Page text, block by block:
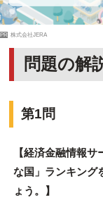
PR 株式会社JERA
問題の解
第1問
【経済金融情報
な国」ランキング
ょう。】